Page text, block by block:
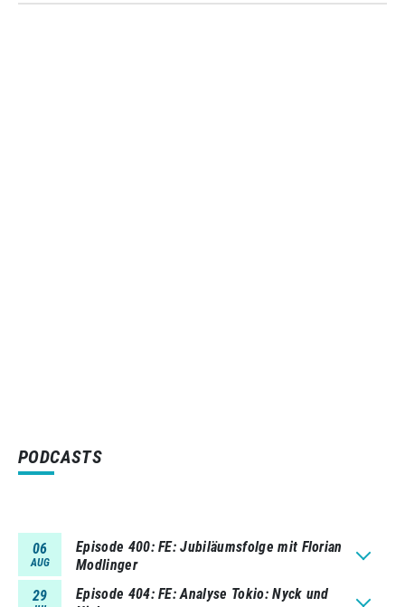
PODCASTS
06
AUG
Episode 400 FE: Jubiläumsfolge mit Florian
Modlinger
29
Episode 404 FE: Analyse Tokio: Nyck und